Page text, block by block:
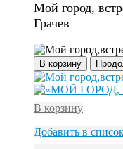
Мой город,
Грачев
В корзину
В корзину
Добавить в